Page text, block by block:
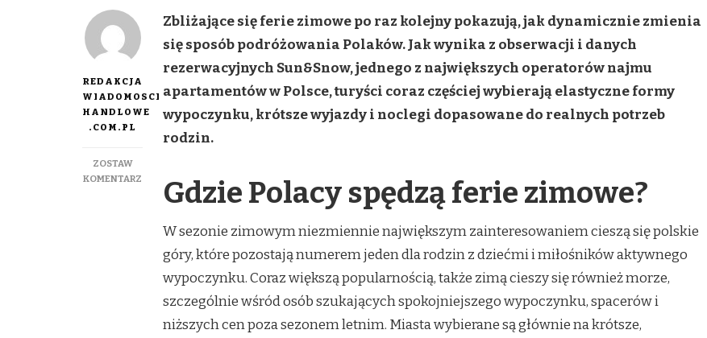
REDAKCJA
WIADOMOSCI
HANDLOWE
.COM.PL
ZOSTAW
KOMENTARZ
ZIMOWE
JEDNEGO
SCENARIUSZA.
CZĘŚCIEJ
ELASTYCZNIE
Zbliżające się ferie zimowe po raz kolejny pokazują, jak dynamicznie zmienia
się sposób podróżowania Polaków. Jak wynika z obserwacji i danych
rezerwacyjnych Sun&Snow, jednego z największych operatorów najmu
apartamentów w Polsce, turyści coraz częściej wybierają elastyczne formy
wypoczynku, krótsze wyjazdy i noclegi dopasowane do realnych potrzeb
rodzin.
Gdzie Polacy spędzą ferie zimowe?
W sezonie zimowym niezmiennie największym zainteresowaniem cieszą się polskie
góry, które pozostają numerem jeden dla rodzin z dziećmi i miłośników aktywnego
wypoczynku. Coraz większą popularnością, także zimą cieszy się również morze,
szczególnie wśród osób szukających spokojniejszego wypoczynku, spacerów i
niższych cen poza sezonem letnim. Miasta wybierane są głównie na krótsze,